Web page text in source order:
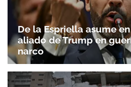
De la Espriella asume
aliado de Trump en
narco